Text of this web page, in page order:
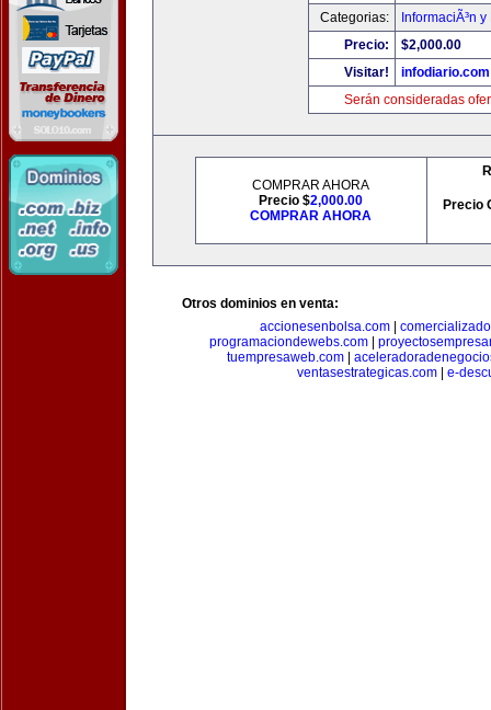
Categorias:
InformaciÃ³n
Precio:
$2,000.00
Visitar!
infodiario.com
Serán consideradas
COMPRAR AHORA
Precio $2,000.00
COMPRAR AHORA
Precio
Otros dominios en venta:
accionesenbolsa.com
programaciondewebs.com
tuempresaweb.com
ventasestrategicas.com| e-